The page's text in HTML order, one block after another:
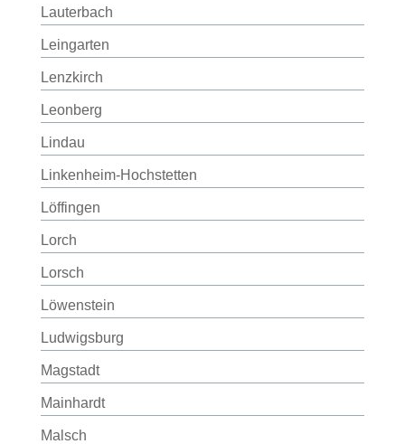
Lauterbach
Leingarten
Lenzkirch
Leonberg
Lindau
Linkenheim-Hochstetten
Löffingen
Lorch
Lorsch
Löwenstein
Ludwigsburg
Magstadt
Mainhardt
Malsch